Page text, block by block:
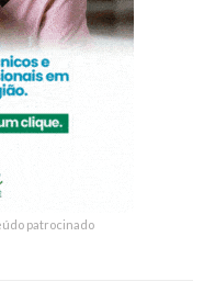
patrocinado
patrocinado